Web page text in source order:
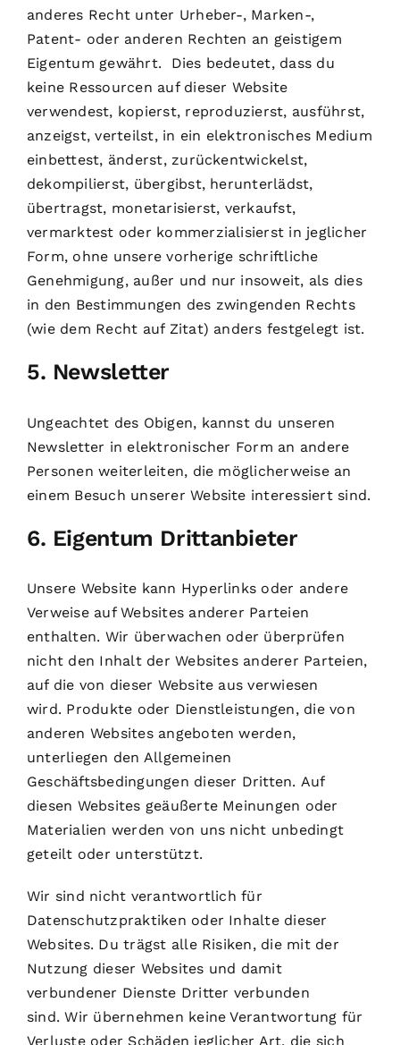
anderes Recht unter Urheber-, Marken-,
Patent- oder anderen Rechten an geistigem
Eigentum gewährt. Dies bedeutet, dass du
keine Ressourcen auf dieser Website
verwendest, kopierst, reproduzierst, ausführst,
anzeigst, verteilst, in ein elektronisches Medium
einbettest, änderst, zurückentwickelst,
dekompilierst, übergibst, herunterlädst,
übertragst, monetarisierst, verkaufst,
vermarktest oder kommerzialisierst in jeglicher
Form, ohne unsere vorherige schriftliche
Genehmigung, außer und nur insoweit, als dies
in den Bestimmungen des zwingenden Rechts
(wie dem Recht auf Zitat) anders festgelegt ist.
5. Newsletter
Ungeachtet des Obigen, kannst du unseren
Newsletter in elektronischer Form an andere
Personen weiterleiten, die möglicherweise an
einem Besuch unserer Website interessiert sind.
6. Eigentum Drittanbieter
Unsere Website kann Hyperlinks oder andere
Verweise auf Websites anderer Parteien
enthalten. Wir überwachen oder überprüfen
nicht den Inhalt der Websites anderer Parteien,
auf die von dieser Website aus verwiesen
wird. Produkte oder Dienstleistungen, die von
anderen Websites angeboten werden,
unterliegen den Allgemeinen
Geschäftsbedingungen dieser Dritten. Auf
diesen Websites geäußerte Meinungen oder
Materialien werden von uns nicht unbedingt
geteilt oder unterstützt.
Wir sind nicht verantwortlich für
Datenschutzpraktiken oder Inhalte dieser
Websites. Du trägst alle Risiken, die mit der
Nutzung dieser Websites und damit
verbundener Dienste Dritter verbunden
sind. Wir übernehmen keine Verantwortung für
Verluste oder Schäden jeglicher Art, die sich